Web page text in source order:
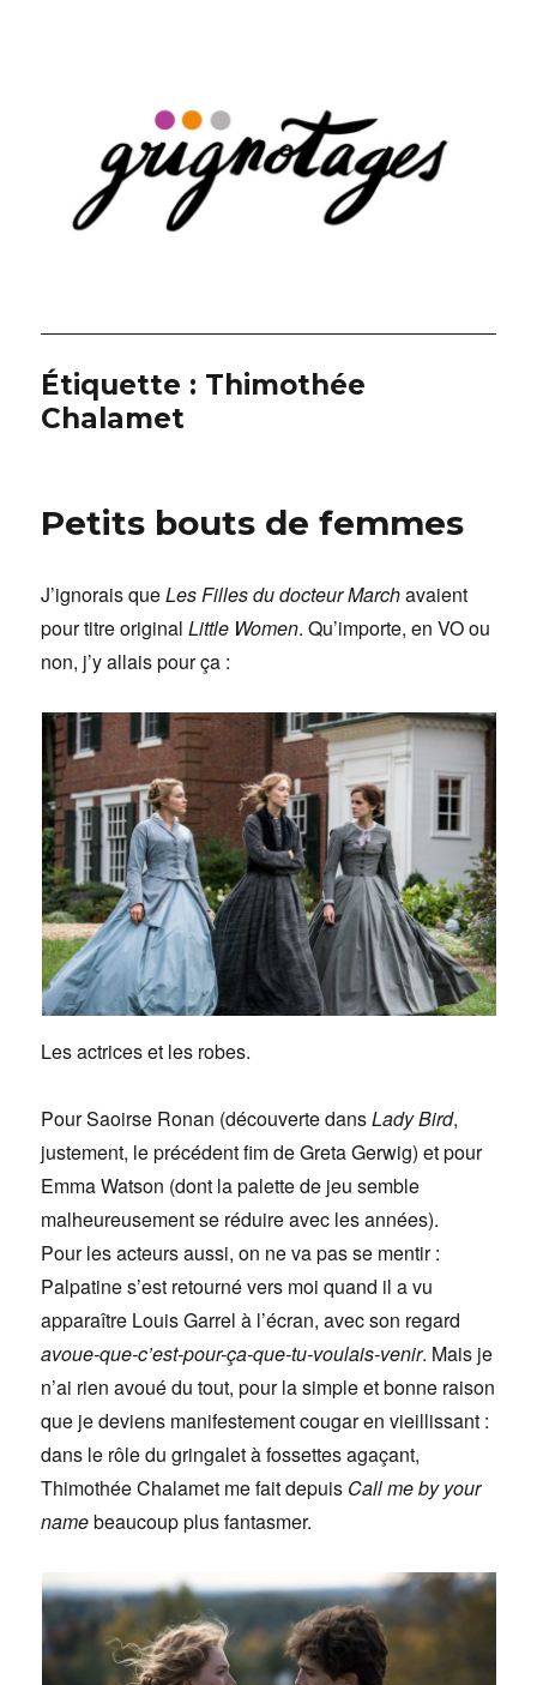
Étiquette : Thimothée
Chalamet
Petits bouts de femmes
J’ignorais queLes Filles du docteur Marchavaient
pour titre originalLittle Women. Qu’importe, en VO ou
non, j’y allais pour ça :
Les actrices et les robes.
Pour Saoirse Ronan (découverte dansLady Bird,
justement, le précédent fim de Greta Gerwig) et pour
Emma Watson (dont la palette de jeu semble
malheureusement se réduire avec les années).
Pour les acteurs aussi, on ne va pas se mentir :
Palpatine s’est retourné vers moi quand il a vu
apparaître Louis Garrel à l’écran, avec son regard
avoue-que-c’est-pour-ça-que-tu-voulais-venir. Mais je
n’ai rien avoué du tout, pour la simple et bonne raison
que je deviens manifestement cougar en vieillissant :
dans le rôle du gringalet à fossettes agaçant,
Thimothée Chalamet me fait depuis Call me by your
namebeaucoup plus fantasmer.